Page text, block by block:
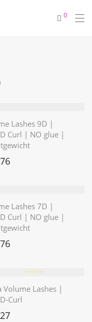
0
Lashes 9D |
Curl | NO glue |
Lashes 7D |
Curl | NO glue |
⭐️⭐️⭐️⭐️⭐️
Volume Lashes |
Curl